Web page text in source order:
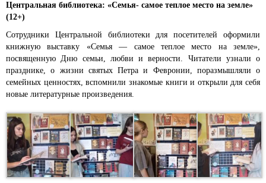
Центральная библиотека: «Семья- самое теплое место на земле»
(12+)
Сотрудники Центральной библиотеки для посетителей оформили
книжную выставку «Семья — самое теплое место на земле»,
посвященную Дню семьи, любви и верности. Читатели узнали о
празднике, о жизни святых Петра и Февронии, поразмышляли о
семейных ценностях, вспомнили знакомые книги и открыли для себя
новые литературные произведения.